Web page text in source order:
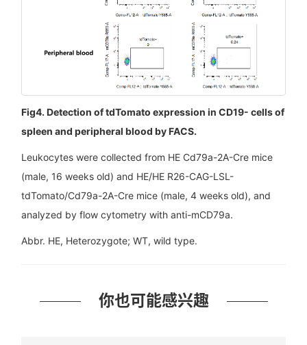
Fig4. Detection of tdTomato expression in CD19- cells of
spleen and peripheral blood by FACS.
Leukocytes were collected from HE Cd79a-2A-Cre mice
(male, 16 weeks old) and HE/HE R26-CAG-LSL-
tdTomato/Cd79a-2A-Cre mice (male, 4 weeks old), and
analyzed by flow cytometry with anti-mCD79a.
Abbr. HE, Heterozygote; WT, wild type.
你也可能感兴趣